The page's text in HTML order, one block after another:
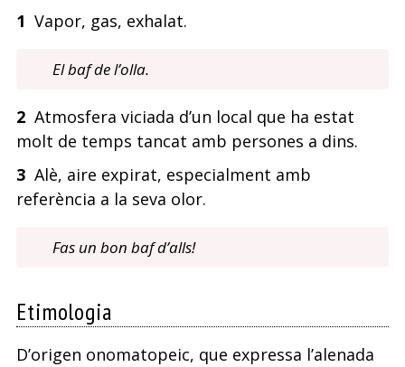
1 Vapor, gas, exhalat.
El baf de l’olla.
2Atmosfera viciada d’un local que ha estat
molt de temps tancat amb persones a dins.
3Alè, aire expirat, especialment amb
referència a la seva olor.
Fas un bon baf d’alls!
Etimologia
D’origen onomatopeic, que expressa l’alenada